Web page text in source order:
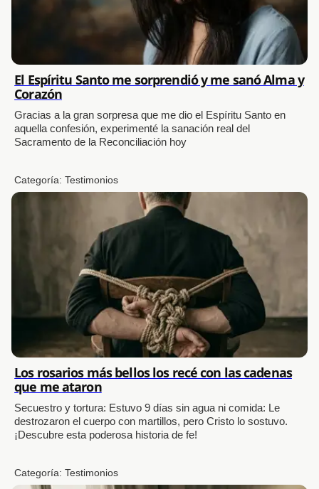
El Espíritu Santo me sorprendió y me sanó Alma y
Corazón
Gracias a la gran sorpresa que me dio el Espíritu Santo en
aquella confesión, experimenté la sanación real del
Sacramento de la Reconciliación hoy
Categoría:Testimonios
Los rosarios más bellos los recé con las cadenas
que me ataron
Secuestro y tortura: Estuvo 9 días sin agua ni comida: Le
destrozaron el cuerpo con martillos, pero Cristo lo sostuvo.
¡Descubre esta poderosa historia de fe!
Categoría:Testimonios